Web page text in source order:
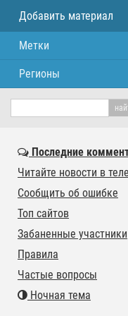
Добавить материал
Метки
Регионы
Последние
Читайте новости в
Сообщить об ошибке
Топ сайтов
Забаненные участники
Правила
Частые вопросы
Ночная тема